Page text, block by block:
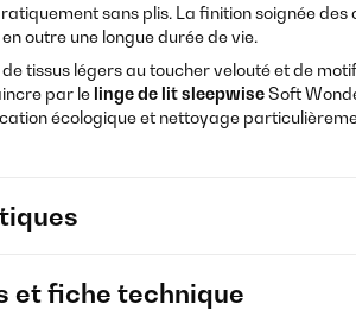
sans plis. La finition soignée
outre une longue durée de vie.
tissus légers au toucher velouté et de
par le linge de litsleepwiseSoft
écologique et nettoyage
et fiche technique